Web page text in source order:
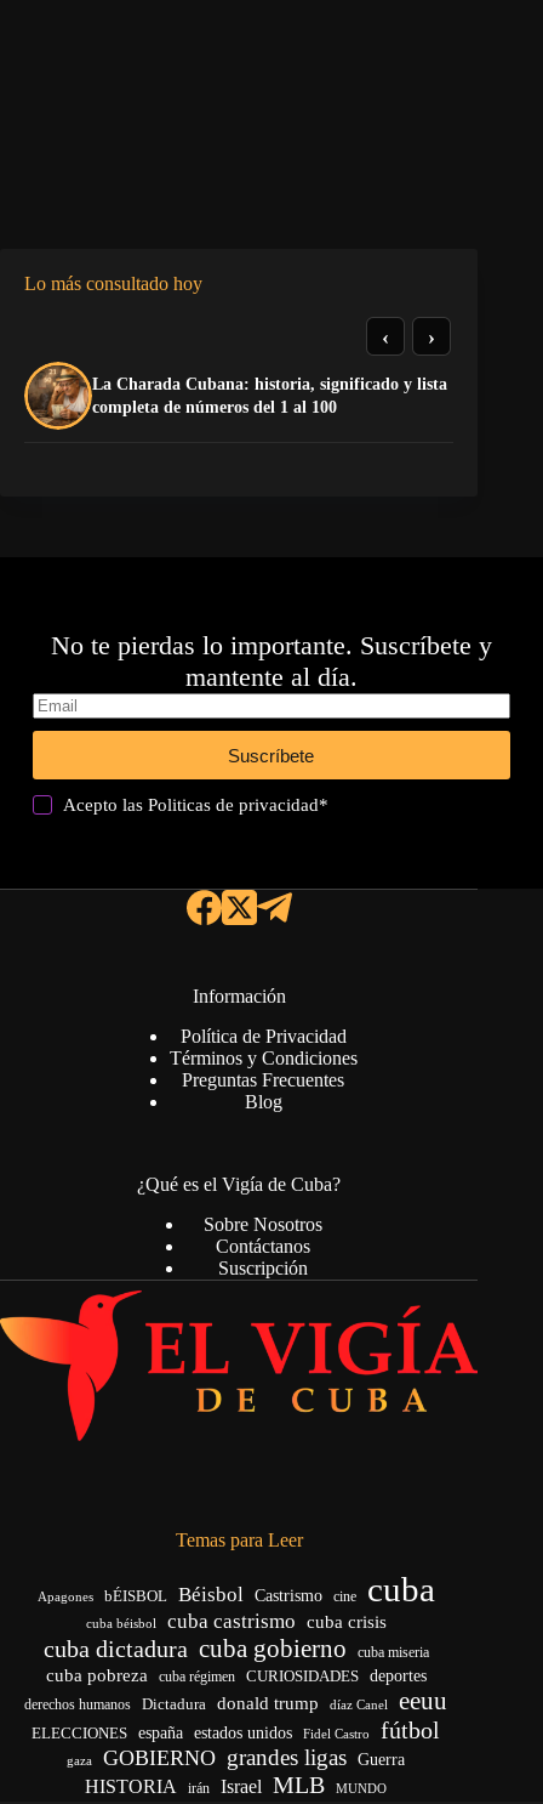
Lo más consultado hoy
La Charada Cubana: historia, significado y lista
completa de números del 1 al 100
‹ ›
No te pierdas lo importante. Suscríbete y
mantente al día.
Suscríbete
Acepto lasPoliticas de privacidad*
Información
Política de Privacidad
Términos y Condiciones
Preguntas Frecuentes
Blog
¿Qué es el Vigía de Cuba?
Sobre Nosotros
Contáctanos
Suscripción
Temas para Leer
Apagones bÉISBOL Béisbol Castrismo cine cuba
cuba béisbol cuba castrismo cuba crisis
cuba dictadura cuba gobierno cuba miseria
cuba pobreza cuba régimen CURIOSIDADES deportes
derechos humanos Dictadura donald trump díaz Canel eeuu
ELECCIONES españa estados unidos Fidel Castro fútbol
gaza GOBIERNO grandes ligas Guerra
HISTORIA irán Israel MLB MUNDO